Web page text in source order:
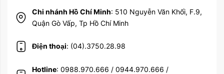
Chi nhánh Hồ Chí Minh: 510 Nguyễn Văn Khối, F.9,
Quận Gò Vấp, Tp Hồ Chí Minh
Điện thoại: (04).3750.28.98
Hotline: 0988.970.666 / 0944.970.666 /